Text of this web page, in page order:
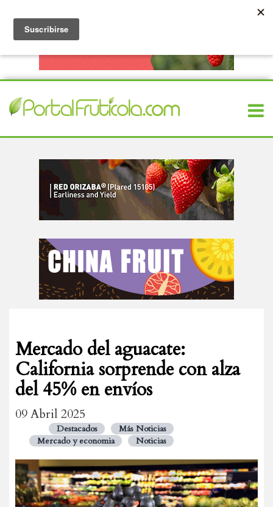
Mercado del aguacate:
California sorprende con alza
del 45% en envíos
09 Abril 2025
Destacados
Más Noticias
Mercado y economia
Noticias